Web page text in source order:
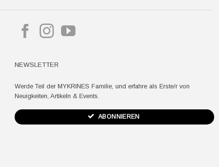
NEWSLETTER
Werde Teil der MYKRINES Familie, und erfahre als Erste/r von
Neuigkeiten, Artikeln & Events.
ABONNIEREN